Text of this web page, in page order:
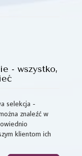
- wszystko,
selekcja -
znaleźć w
klientom ich